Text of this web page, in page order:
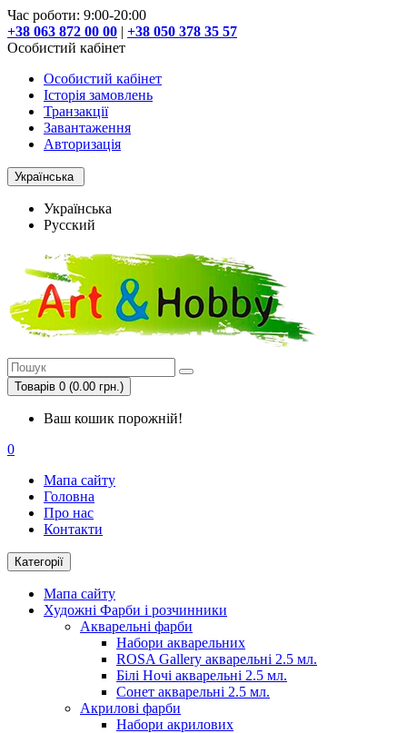
Час роботи: 9:00-20:00
+38 063 872 00 00 | +38 050 378 35 57
Особистий кабінет
Особистий кабінет
Історія замовлень
Транзакції
Завантаження
Авторизація
Українська
Українська
Русский
Товарів 0 (0.00 грн.)
Ваш кошик порожній!
0
Мапа сайту
Головна
Про нас
Контакти
Категорії
Мапа сайту
Художні Фарби і розчинники
Акварельні фарби
Набори акварельних
ROSA Gallery акварельні 2.5 мл.
Білі Ночі акварельні 2.5 мл.
Сонет акварельні 2.5 мл.
Акрилові фарби
Набори акрилових